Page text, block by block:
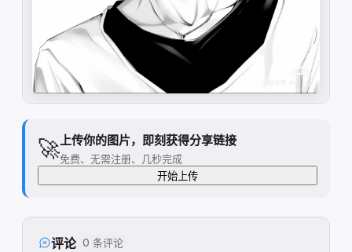
🚀上传你的图片，即刻获得分享链接
免费、无需注册、几秒完成
开始上传
评论 0 条评论